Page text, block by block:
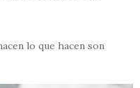
lo que hacen son